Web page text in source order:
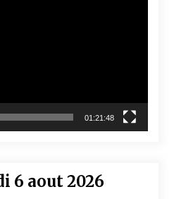
01:21:48
6 aout 2026